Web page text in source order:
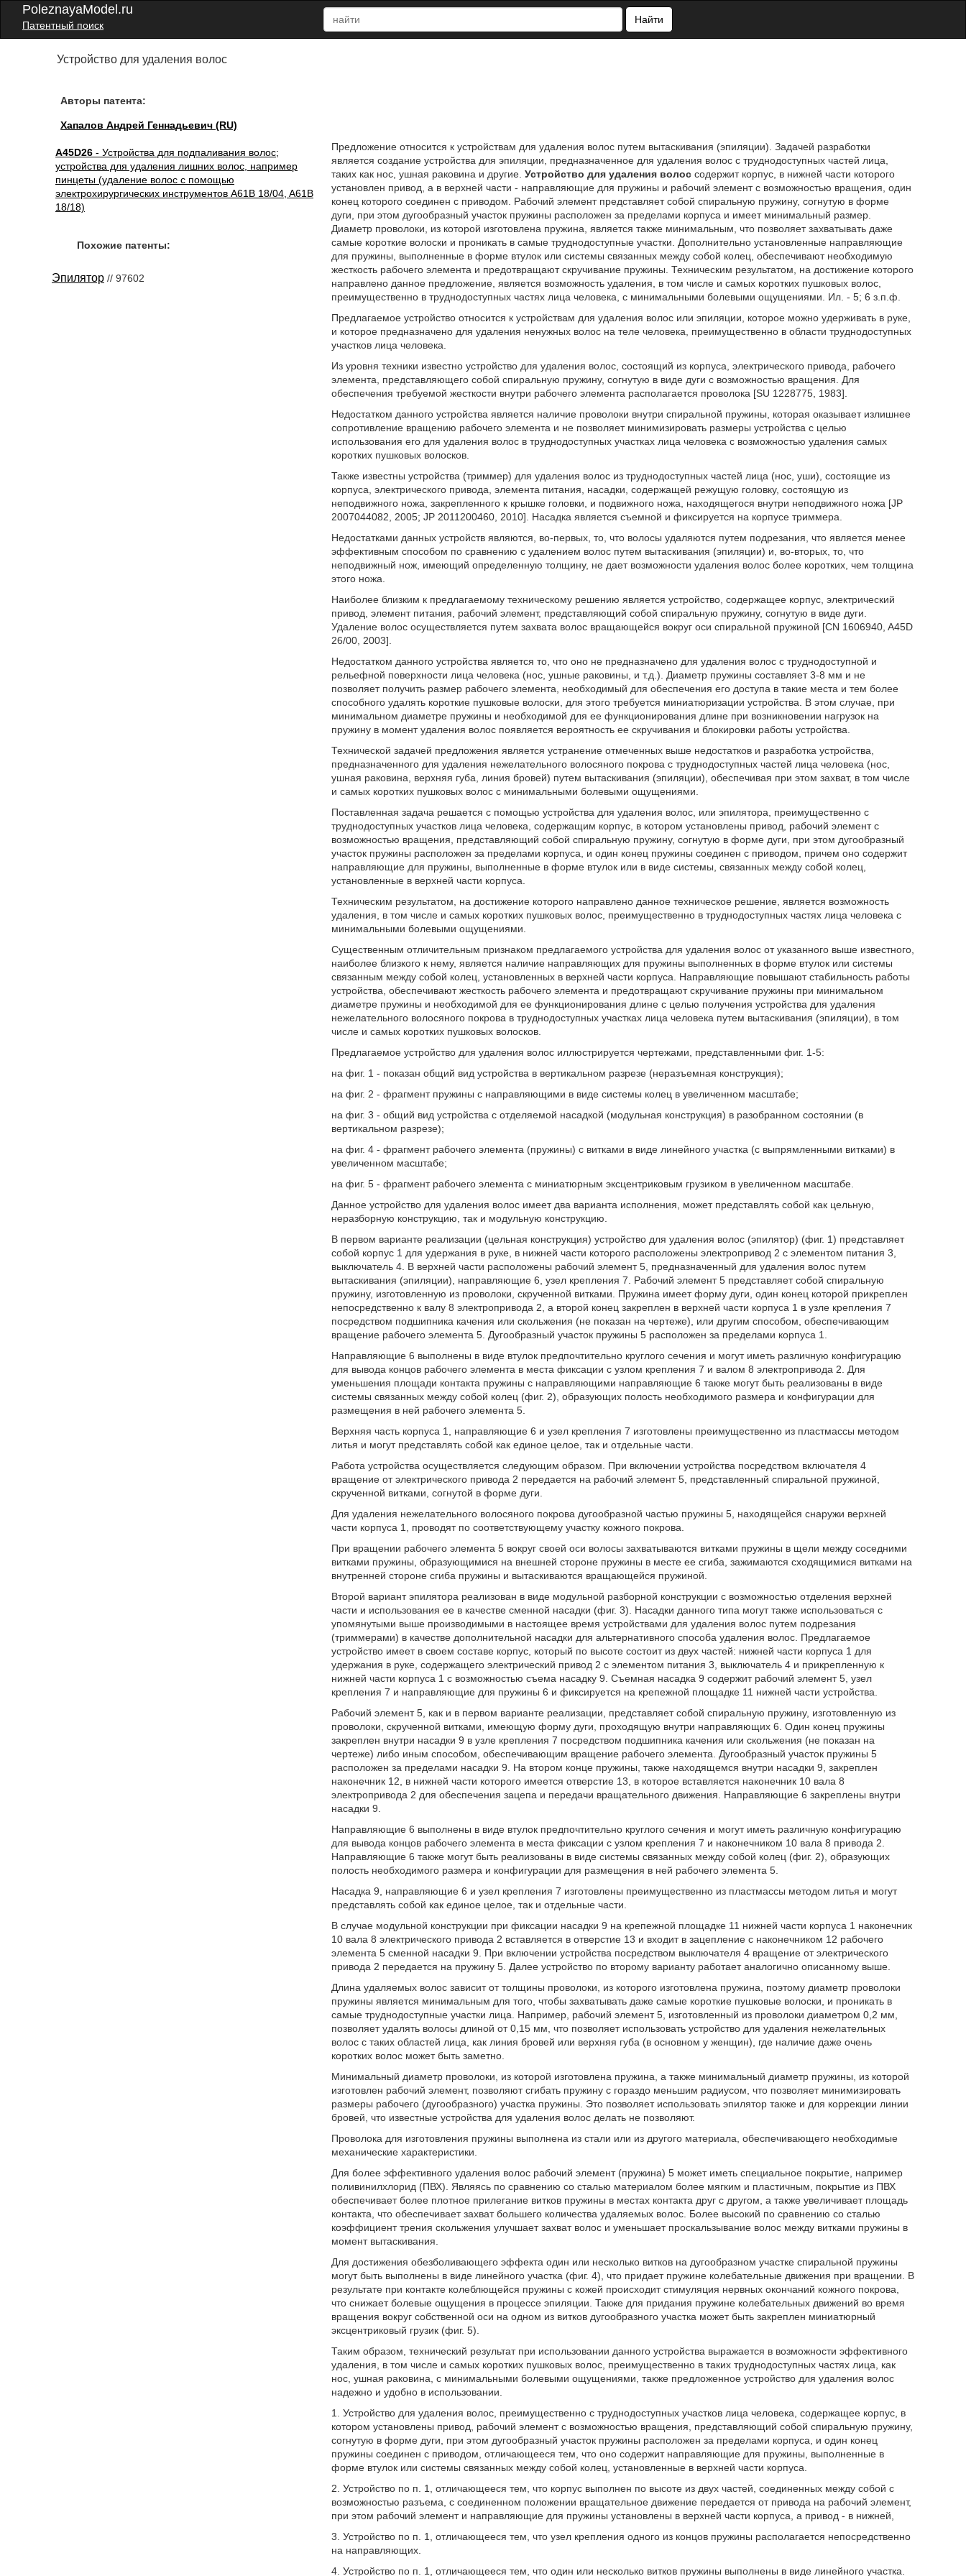
PoleznayaModel.ru
Патентный поиск
Найти
Устройство для удаления волос
Авторы патента:
Хапалов Андрей Геннадьевич (RU)
A45D26 - Устройства для подпаливания волос;
устройства для удаления лишних волос, например
пинцеты (удаление волос с помощью
электрохирургических инструментов A61B 18/04, A61B
18/18)
Предложение относится к устройствам для удаления волос путем вытаскивания (эпиляции). Задачей разработки
является создание устройства для эпиляции, предназначенное для удаления волос с труднодоступных частей лица,
таких как нос, ушная раковина и другие. Устройство для удаления волоссодержит корпус, в нижней части которого
установлен привод, а в верхней части - направляющие для пружины и рабочий элемент с возможностью вращения, один
конец которого соединен с приводом. Рабочий элемент представляет собой спиральную пружину, согнутую в форме
дуги, при этом дугообразный участок пружины расположен за пределами корпуса и имеет минимальный размер.
Диаметр проволоки, из которой изготовлена пружина, является также минимальным, что позволяет захватывать даже
самые короткие волоски и проникать в самые труднодоступные участки. Дополнительно установленные направляющие
для пружины, выполненные в форме втулок или системы связанных между собой колец, обеспечивают необходимую
жесткость рабочего элемента и предотвращают скручивание пружины. Техническим результатом, на достижение которого
направлено данное предложение, является возможность удаления, в том числе и самых коротких пушковых волос,
преимущественно в труднодоступных частях лица человека, с минимальными болевыми ощущениями. Ил. - 5; 6 з.п.ф.
Предлагаемое устройство относится к устройствам для удаления волос или эпиляции, которое можно удерживать в руке,
и которое предназначено для удаления ненужных волос на теле человека, преимущественно в области труднодоступных
участков лица человека.
Из уровня техники известно устройство для удаления волос, состоящий из корпуса, электрического привода, рабочего
элемента, представляющего собой спиральную пружину, согнутую в виде дуги с возможностью вращения. Для
обеспечения требуемой жесткости внутри рабочего элемента располагается проволока [SU 1228775, 1983].
Недостатком данного устройства является наличие проволоки внутри спиральной пружины, которая оказывает излишнее
сопротивление вращению рабочего элемента и не позволяет минимизировать размеры устройства с целью
использования его для удаления волос в труднодоступных участках лица человека с возможностью удаления самых
коротких пушковых волосков.
Также известны устройства (триммер) для удаления волос из труднодоступных частей лица (нос, уши), состоящие из
корпуса, электрического привода, элемента питания, насадки, содержащей режущую головку, состоящую из
неподвижного ножа, закрепленного к крышке головки, и подвижного ножа, находящегося внутри неподвижного ножа [JP
2007044082, 2005; JP 2011200460, 2010]. Насадка является съемной и фиксируется на корпусе триммера.
Недостатками данных устройств являются, во-первых, то, что волосы удаляются путем подрезания, что является менее
эффективным способом по сравнению с удалением волос путем вытаскивания (эпиляции) и, во-вторых, то, что
неподвижный нож, имеющий определенную толщину, не дает возможности удаления волос более коротких, чем толщина
этого ножа.
Наиболее близким к предлагаемому техническому решению является устройство, содержащее корпус, электрический
привод, элемент питания, рабочий элемент, представляющий собой спиральную пружину, согнутую в виде дуги.
Удаление волос осуществляется путем захвата волос вращающейся вокруг оси спиральной пружиной [CN 1606940, A45D
26/00, 2003].
Недостатком данного устройства является то, что оно не предназначено для удаления волос с труднодоступной и
рельефной поверхности лица человека (нос, ушные раковины, и т.д.). Диаметр пружины составляет 3-8 мм и не
позволяет получить размер рабочего элемента, необходимый для обеспечения его доступа в такие места и тем более
способного удалять короткие пушковые волоски, для этого требуется миниатюризации устройства. В этом случае, при
минимальном диаметре пружины и необходимой для ее функционирования длине при возникновении нагрузок на
пружину в момент удаления волос появляется вероятность ее скручивания и блокировки работы устройства.
Технической задачей предложения является устранение отмеченных выше недостатков и разработка устройства,
предназначенного для удаления нежелательного волосяного покрова с труднодоступных частей лица человека (нос,
ушная раковина, верхняя губа, линия бровей) путем вытаскивания (эпиляции), обеспечивая при этом захват, в том числе
и самых коротких пушковых волос с минимальными болевыми ощущениями.
Поставленная задача решается с помощью устройства для удаления волос, или эпилятора, преимущественно с
труднодоступных участков лица человека, содержащим корпус, в котором установлены привод, рабочий элемент с
возможностью вращения, представляющий собой спиральную пружину, согнутую в форме дуги, при этом дугообразный
участок пружины расположен за пределами корпуса, и один конец пружины соединен с приводом, причем оно содержит
направляющие для пружины, выполненные в форме втулок или в виде системы, связанных между собой колец,
установленные в верхней части корпуса.
Техническим результатом, на достижение которого направлено данное техническое решение, является возможность
удаления, в том числе и самых коротких пушковых волос, преимущественно в труднодоступных частях лица человека с
минимальными болевыми ощущениями.
Существенным отличительным признаком предлагаемого устройства для удаления волос от указанного выше известного,
наиболее близкого к нему, является наличие направляющих для пружины выполненных в форме втулок или системы
связанным между собой колец, установленных в верхней части корпуса. Направляющие повышают стабильность работы
устройства, обеспечивают жесткость рабочего элемента и предотвращают скручивание пружины при минимальном
диаметре пружины и необходимой для ее функционирования длине с целью получения устройства для удаления
нежелательного волосяного покрова в труднодоступных участках лица человека путем вытаскивания (эпиляции), в том
числе и самых коротких пушковых волосков.
Предлагаемое устройство для удаления волос иллюстрируется чертежами, представленными фиг. 1-5:
на фиг. 1 - показан общий вид устройства в вертикальном разрезе (неразъемная конструкция);
на фиг. 2 - фрагмент пружины с направляющими в виде системы колец в увеличенном масштабе;
на фиг. 3 - общий вид устройства с отделяемой насадкой (модульная конструкция) в разобранном состоянии (в
вертикальном разрезе);
на фиг. 4 - фрагмент рабочего элемента (пружины) с витками в виде линейного участка (с выпрямленными витками) в
увеличенном масштабе;
на фиг. 5 - фрагмент рабочего элемента с миниатюрным эксцентриковым грузиком в увеличенном масштабе.
Данное устройство для удаления волос имеет два варианта исполнения, может представлять собой как цельную,
неразборную конструкцию, так и модульную конструкцию.
В первом варианте реализации (цельная конструкция) устройство для удаления волос (эпилятор) (фиг. 1) представляет
собой корпус 1 для удержания в руке, в нижней части которого расположены электропривод 2 с элементом питания 3,
выключатель 4. В верхней части расположены рабочий элемент 5, предназначенный для удаления волос путем
вытаскивания (эпиляции), направляющие 6, узел крепления 7. Рабочий элемент 5 представляет собой спиральную
пружину, изготовленную из проволоки, скрученной витками. Пружина имеет форму дуги, один конец которой прикреплен
непосредственно к валу 8 электропривода 2, а второй конец закреплен в верхней части корпуса 1 в узле крепления 7
посредством подшипника качения или скольжения (не показан на чертеже), или другим способом, обеспечивающим
вращение рабочего элемента 5. Дугообразный участок пружины 5 расположен за пределами корпуса 1.
Направляющие 6 выполнены в виде втулок предпочтительно круглого сечения и могут иметь различную конфигурацию
для вывода концов рабочего элемента в места фиксации с узлом крепления 7 и валом 8 электропривода 2. Для
уменьшения площади контакта пружины с направляющими направляющие 6 также могут быть реализованы в виде
системы связанных между собой колец (фиг. 2), образующих полость необходимого размера и конфигурации для
размещения в ней рабочего элемента 5.
Верхняя часть корпуса 1, направляющие 6 и узел крепления 7 изготовлены преимущественно из пластмассы методом
литья и могут представлять собой как единое целое, так и отдельные части.
Работа устройства осуществляется следующим образом. При включении устройства посредством включателя 4
вращение от электрического привода 2 передается на рабочий элемент 5, представленный спиральной пружиной,
скрученной витками, согнутой в форме дуги.
Для удаления нежелательного волосяного покрова дугообразной частью пружины 5, находящейся снаружи верхней
части корпуса 1, проводят по соответствующему участку кожного покрова.
При вращении рабочего элемента 5 вокруг своей оси волосы захватываются витками пружины в щели между соседними
витками пружины, образующимися на внешней стороне пружины в месте ее сгиба, зажимаются сходящимися витками на
внутренней стороне сгиба пружины и вытаскиваются вращающейся пружиной.
Второй вариант эпилятора реализован в виде модульной разборной конструкции с возможностью отделения верхней
части и использования ее в качестве сменной насадки (фиг. 3). Насадки данного типа могут также использоваться с
упомянутыми выше производимыми в настоящее время устройствами для удаления волос путем подрезания
(триммерами) в качестве дополнительной насадки для альтернативного способа удаления волос. Предлагаемое
устройство имеет в своем составе корпус, который по высоте состоит из двух частей: нижней части корпуса 1 для
удержания в руке, содержащего электрический привод 2 с элементом питания 3, выключатель 4 и прикрепленную к
нижней части корпуса 1 с возможностью съема насадку 9. Съемная насадка 9 содержит рабочий элемент 5, узел
крепления 7 и направляющие для пружины 6 и фиксируется на крепежной площадке 11 нижней части устройства.
Рабочий элемент 5, как и в первом варианте реализации, представляет собой спиральную пружину, изготовленную из
проволоки, скрученной витками, имеющую форму дуги, проходящую внутри направляющих 6. Один конец пружины
закреплен внутри насадки 9 в узле крепления 7 посредством подшипника качения или скольжения (не показан на
чертеже) либо иным способом, обеспечивающим вращение рабочего элемента. Дугообразный участок пружины 5
расположен за пределами насадки 9. На втором конце пружины, также находящемся внутри насадки 9, закреплен
наконечник 12, в нижней части которого имеется отверстие 13, в которое вставляется наконечник 10 вала 8
электропривода 2 для обеспечения зацепа и передачи вращательного движения. Направляющие 6 закреплены внутри
насадки 9.
Направляющие 6 выполнены в виде втулок предпочтительно круглого сечения и могут иметь различную конфигурацию
для вывода концов рабочего элемента в места фиксации с узлом крепления 7 и наконечником 10 вала 8 привода 2.
Направляющие 6 также могут быть реализованы в виде системы связанных между собой колец (фиг. 2), образующих
полость необходимого размера и конфигурации для размещения в ней рабочего элемента 5.
Насадка 9, направляющие 6 и узел крепления 7 изготовлены преимущественно из пластмассы методом литья и могут
представлять собой как единое целое, так и отдельные части.
В случае модульной конструкции при фиксации насадки 9 на крепежной площадке 11 нижней части корпуса 1 наконечник
10 вала 8 электрического привода 2 вставляется в отверстие 13 и входит в зацепление с наконечником 12 рабочего
элемента 5 сменной насадки 9. При включении устройства посредством выключателя 4 вращение от электрического
привода 2 передается на пружину 5. Далее устройство по второму варианту работает аналогично описанному выше.
Длина удаляемых волос зависит от толщины проволоки, из которого изготовлена пружина, поэтому диаметр проволоки
пружины является минимальным для того, чтобы захватывать даже самые короткие пушковые волоски, и проникать в
самые труднодоступные участки лица. Например, рабочий элемент 5, изготовленный из проволоки диаметром 0,2 мм,
позволяет удалять волосы длиной от 0,15 мм, что позволяет использовать устройство для удаления нежелательных
волос с таких областей лица, как линия бровей или верхняя губа (в основном у женщин), где наличие даже очень
коротких волос может быть заметно.
Минимальный диаметр проволоки, из которой изготовлена пружина, а также минимальный диаметр пружины, из которой
изготовлен рабочий элемент, позволяют сгибать пружину с гораздо меньшим радиусом, что позволяет минимизировать
размеры рабочего (дугообразного) участка пружины. Это позволяет использовать эпилятор также и для коррекции линии
бровей, что известные устройства для удаления волос делать не позволяют.
Проволока для изготовления пружины выполнена из стали или из другого материала, обеспечивающего необходимые
механические характеристики.
Для более эффективного удаления волос рабочий элемент (пружина) 5 может иметь специальное покрытие, например
поливинилхлорид (ПВХ). Являясь по сравнению со сталью материалом более мягким и пластичным, покрытие из ПВХ
обеспечивает более плотное прилегание витков пружины в местах контакта друг с другом, а также увеличивает площадь
контакта, что обеспечивает захват большего количества удаляемых волос. Более высокий по сравнению со сталью
коэффициент трения скольжения улучшает захват волос и уменьшает проскальзывание волос между витками пружины в
момент вытаскивания.
Для достижения обезболивающего эффекта один или несколько витков на дугообразном участке спиральной пружины
могут быть выполнены в виде линейного участка (фиг. 4), что придает пружине колебательные движения при вращении. В
результате при контакте колеблющейся пружины с кожей происходит стимуляция нервных окончаний кожного покрова,
что снижает болевые ощущения в процессе эпиляции. Также для придания пружине колебательных движений во время
вращения вокруг собственной оси на одном из витков дугообразного участка может быть закреплен миниатюрный
эксцентриковый грузик (фиг. 5).
Таким образом, технический результат при использовании данного устройства выражается в возможности эффективного
удаления, в том числе и самых коротких пушковых волос, преимущественно в таких труднодоступных частях лица, как
нос, ушная раковина, с минимальными болевыми ощущениями, также предложенное устройство для удаления волос
надежно и удобно в использовании.
1. Устройство для удаления волос, преимущественно с труднодоступных участков лица человека, содержащее корпус, в
котором установлены привод, рабочий элемент с возможностью вращения, представляющий собой спиральную пружину,
согнутую в форме дуги, при этом дугообразный участок пружины расположен за пределами корпуса, и один конец
пружины соединен с приводом, отличающееся тем, что оно содержит направляющие для пружины, выполненные в
форме втулок или системы связанных между собой колец, установленные в верхней части корпуса.
2. Устройство по п. 1, отличающееся тем, что корпус выполнен по высоте из двух частей, соединенных между собой с
возможностью разъема, с соединенном положении вращательное движение передается от привода на рабочий элемент,
при этом рабочий элемент и направляющие для пружины установлены в верхней части корпуса, а привод - в нижней,
3. Устройство по п. 1, отличающееся тем, что узел крепления одного из концов пружины располагается непосредственно
на направляющих.
4. Устройство по п. 1, отличающееся тем, что один или несколько витков пружины выполнены в виде линейного участка.
Похожие патенты:
Эпилятор // 97602